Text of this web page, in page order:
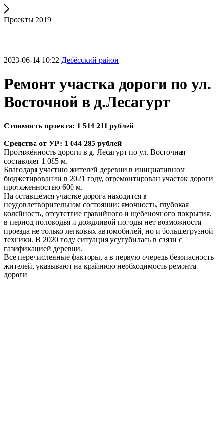
Проекты 2019
2023-06-14 10:22 Дебёсский район
Ремонт участка дороги по ул.
Восточной в д.Лесагурт
Стоимость проекта: 1 514 211 рублей
Средства от УР: 1 044 285 рублей
Протяжённость дороги в д. Лесагурт по ул. Восточная
составляет 1 085 м.
Благодаря участию жителей деревни в инициативном
бюджетировании в 2021 году, отремонтирован участок дороги
протяженностью 600 м.
На оставшемся участке дорога находится в
неудовлетворительном состоянии: ямочность, глубокая
колейность, отсутствие гравийного и щебеночного покрытия,
в период половодья и дождливой погоды нет возможности
проезда не только легковых автомобилей, но и большегрузной
техники. В 2020 году ситуация усугубилась в связи с
газификацией деревни.
Все перечисленные факторы, а в первую очередь безопасность
жителей, указывают на крайнюю необходимость ремонта
дороги